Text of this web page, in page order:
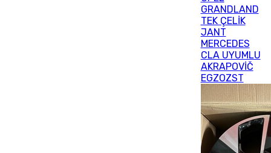
GRANDLAND
TEK ÇELİK
JANT
MERCEDES
CLA UYUMLU
AKRAPOVİČ
EGZOZST